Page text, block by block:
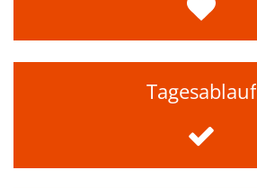
Tagesablauf